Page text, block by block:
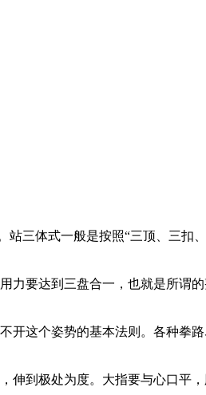
三体式一般是按照“三顶、三扣
要达到三盘合一，也就是所谓
这个姿势的基本法则。各种拳
到极处为度。大指要与心口平，